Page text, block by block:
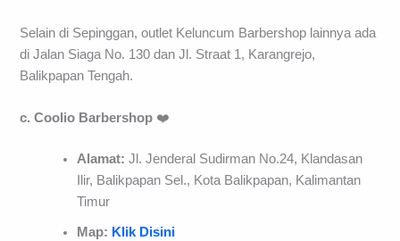
Selain di Sepinggan, outlet Keluncum Barbershop lainnya ada
di Jalan Siaga No. 130 dan Jl. Straat 1, Karangrejo,
Balikpapan Tengah.
c. Coolio Barbershop ❤️
Alamat: Jl. Jenderal Sudirman No.24, Klandasan
Ilir, Balikpapan Sel., Kota Balikpapan, Kalimantan
Timur
Map: Klik Disini